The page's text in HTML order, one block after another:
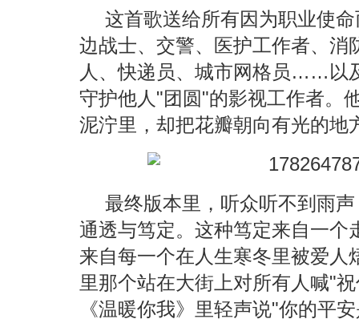
这首歌送给所有因为职业使
边战士、交警、医护工作者、消
人、快递员、城市网格员……以
守护他人"团圆"的影视工作者。
泥泞里，却把花瓣朝向有光的地
最终版本里，听众听不到雨
通透与笃定。这种笃定来自一个
来自每一个在人生寒冬里被爱人
里那个站在大街上对所有人喊"
《温暖你我》里轻声说"你的平